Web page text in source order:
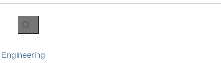
Kurse suchen